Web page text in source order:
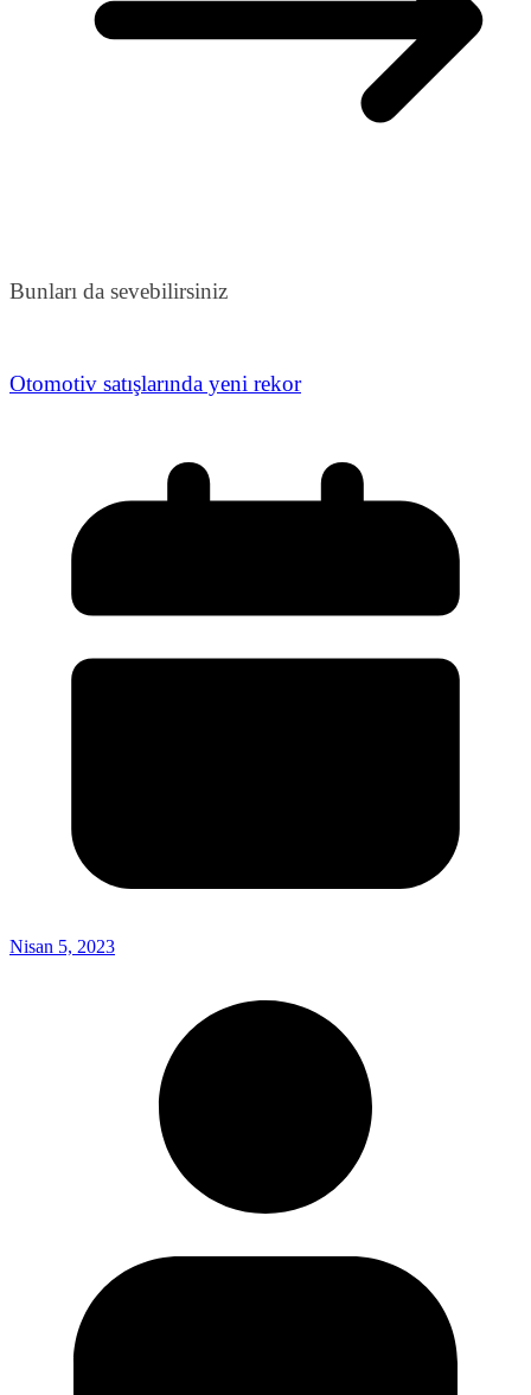
Bunları da sevebilirsiniz
Otomotiv satışlarında yeni rekor
Nisan 5, 2023